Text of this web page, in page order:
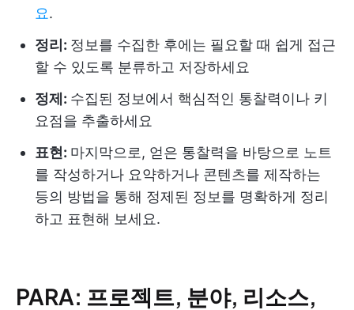
요.
정리: 정보를 수집한 후에는 필요할 때 쉽게 접근
할 수 있도록 분류하고 저장하세요
정제: 수집된 정보에서 핵심적인 통찰력이나 키
요점을 추출하세요
표현: 마지막으로, 얻은 통찰력을 바탕으로 노트
를 작성하거나 요약하거나 콘텐츠를 제작하는
등의 방법을 통해 정제된 정보를 명확하게 정리
하고 표현해 보세요.
PARA: 프로젝트, 분야, 리소스,